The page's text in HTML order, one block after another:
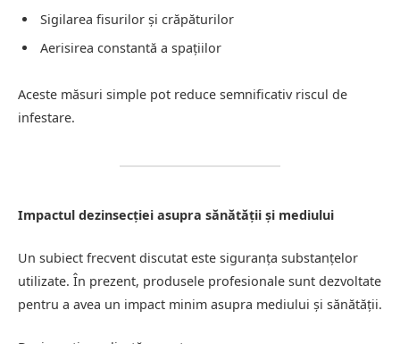
Sigilarea fisurilor și crăpăturilor
Aerisirea constantă a spațiilor
Aceste măsuri simple pot reduce semnificativ riscul de
infestare.
Impactul dezinsecției asupra sănătății și mediului
Un subiect frecvent discutat este siguranța substanțelor
utilizate. În prezent, produsele profesionale sunt dezvoltate
pentru a avea un impact minim asupra mediului și sănătății.